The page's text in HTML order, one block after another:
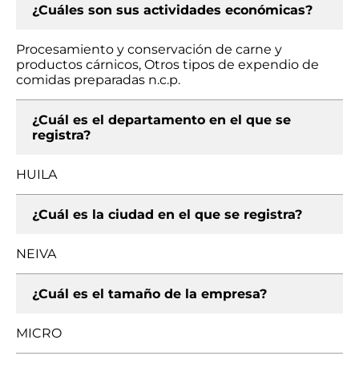
¿Cuáles son sus actividades económicas?
Procesamiento y conservación de carne y
productos cárnicos, Otros tipos de expendio de
comidas preparadas n.c.p.
¿Cuál es el departamento en el que se
registra?
HUILA
¿Cuál es la ciudad en el que se registra?
NEIVA
¿Cuál es el tamaño de la empresa?
MICRO